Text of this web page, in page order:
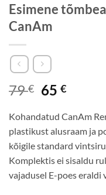
Esimene
CanAm
79€ Algne
oli:
79 €.
65€
is:
65 €.
Kohandatud CanAm
plastikust alusraam ja
kõigile standard
Komplektis ei sisaldu
vajadusel E-poes eraldi